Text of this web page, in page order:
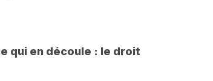
qui en découle : le droit